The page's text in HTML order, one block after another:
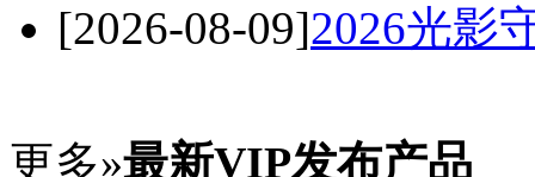
[2026-08-09]2026光影
更多»最新VIP发布产品